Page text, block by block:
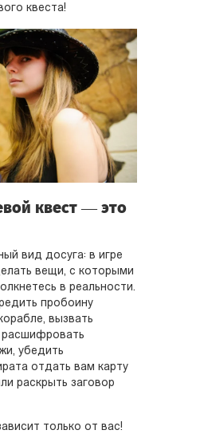
квеста!
квест — это
вид досуга: в игре
вещи, с которыми
в реальности.
пробоину
вызвать
расшифровать
убедить
отдать вам карту
раскрыть заговор
только от вас!